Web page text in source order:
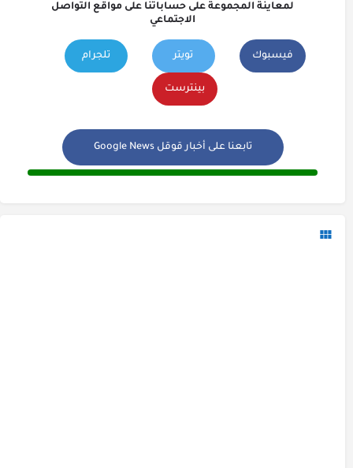
لمعاينة المجموعة على حساباتنا على مواقع التواصل
الاجتماعي
فيسبوك تويتر تلجرام
بينترست
تابعنا على أخبار قوقل Google News